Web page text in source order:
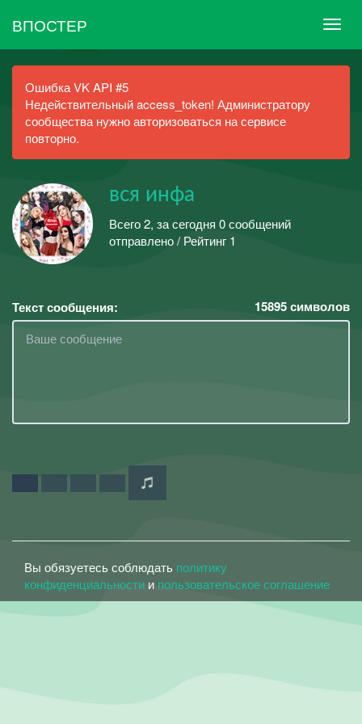
ВПОСТЕР
Ошибка VK API #5
Недействительный access_token! Администратору
сообщества нужно авторизоваться на сервисе
повторно.
вся инфа
Всего 2, за сегодня 0 сообщений
отправлено / Рейтинг 1
Текст сообщения: 15895символов
Вы обязуетесь соблюдать политику
конфиденциальности и пользовательское соглашение